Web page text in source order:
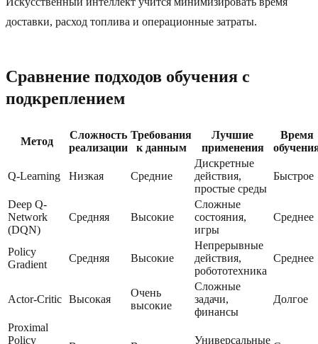
доставки, расход топлива и операционные затраты.
Сравнение подходов обучения с
подкреплением
Метод
Сложность
реализации
Требования
к данным
Лучшие
применения
Время
Q-Learning Низкая Средние
Дискретные
действия,
простые среды
Быстрое
Deep Q-
Network
(DQN)
Средняя Высокие
Сложные
состояния,
игры
Среднее
Policy
Gradient
Средняя Высокие
Непрерывные
действия,
робототехника
Среднее
Actor-Critic Высокая
Очень
высокие
Сложные
задачи,
финансы
Долгое
Proximal
Policy
Универсальные